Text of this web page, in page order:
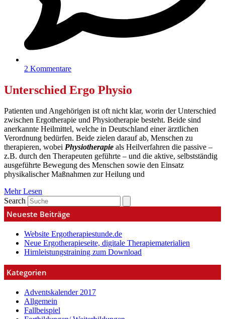
2 Kommentare
Unterschied Ergo Physio
Patienten und Angehörigen ist oft nicht klar, worin der Unterschied
zwischen Ergotherapie und Physiotherapie besteht. Beide sind
anerkannte Heilmittel, welche in Deutschland einer ärztlichen
Verordnung bedürfen. Beide zielen darauf ab, Menschen zu
therapieren, wobei Physiotherapie als Heilverfahren die passive –
z.B. durch den Therapeuten geführte – und die aktive, selbstständig
ausgeführte Bewegung des Menschen sowie den Einsatz
physikalischer Maßnahmen zur Heilung und
Mehr Lesen
Search
Neueste Beiträge
Website Ergotherapiestunde.de
Neue Ergotherapieseite, digitale Therapiematerialien
Hirnleistungstraining zum Download
Kategorien
Adventskalender 2017
Allgemein
Fallbeispiel